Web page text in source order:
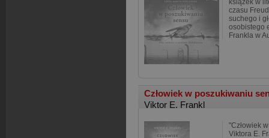
książek w
czasu
suchego i
osobistego
Frankla w
Człowiek w poszukiwaniu
Viktor E. Frankl
"Człowiek
Viktora E.